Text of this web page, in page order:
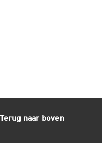
Terug naar boven